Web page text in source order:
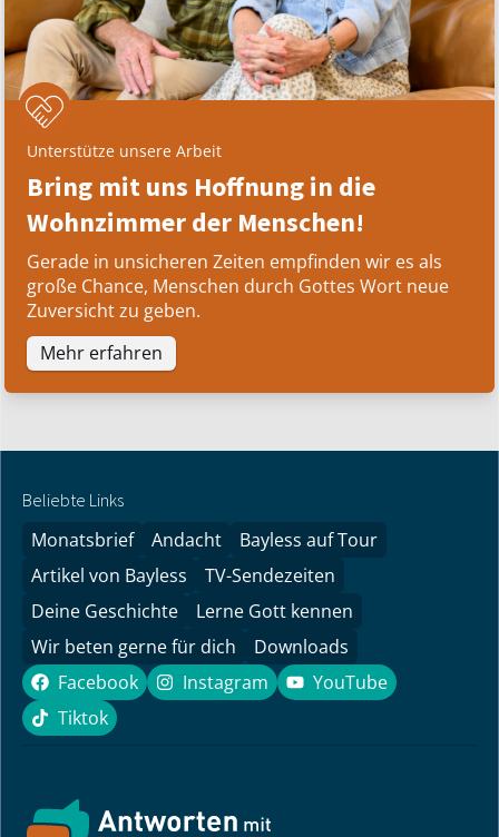
Unterstütze unsere Arbeit
Bring mit uns Hoffnung in die
Wohnzimmer der Menschen!
Gerade in unsicheren Zeiten empfinden wir es als
große Chance, Menschen durch Gottes Wort neue
Zuversicht zu geben.
Mehr erfahren
Beliebte Links
Monatsbrief Andacht
Bayless auf Tour
Artikel von Bayless
TV-Sendezeiten
Deine Geschichte
Lerne Gott kennen
Wir beten gerne für dich
Downloads
Facebook
Facebook Instagram
Instagram YouTube
YouTube
Tiktok
Tiktok